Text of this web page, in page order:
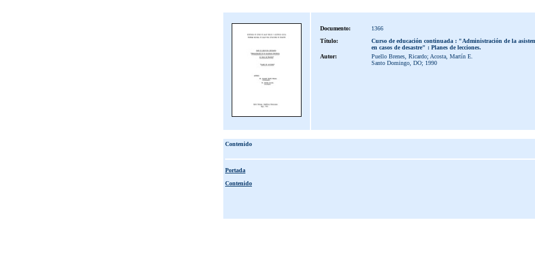
Documento:
1366
Título:
Curso de educación continuada : "Administración de la
en casos de desastre" : Planes de lecciones.
Autor:
Puello Brenes, Ricardo; Acosta, Martín E.
Santo Domingo, DO; 1990
Contenido
Portada
Contenido